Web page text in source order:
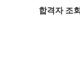
합격자 조회